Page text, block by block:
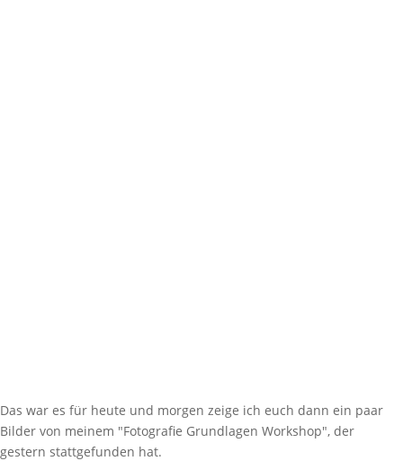
Das war es für heute und morgen zeige ich euch dann ein paar
Bilder von meinem "Fotografie Grundlagen Workshop", der
gestern stattgefunden hat.